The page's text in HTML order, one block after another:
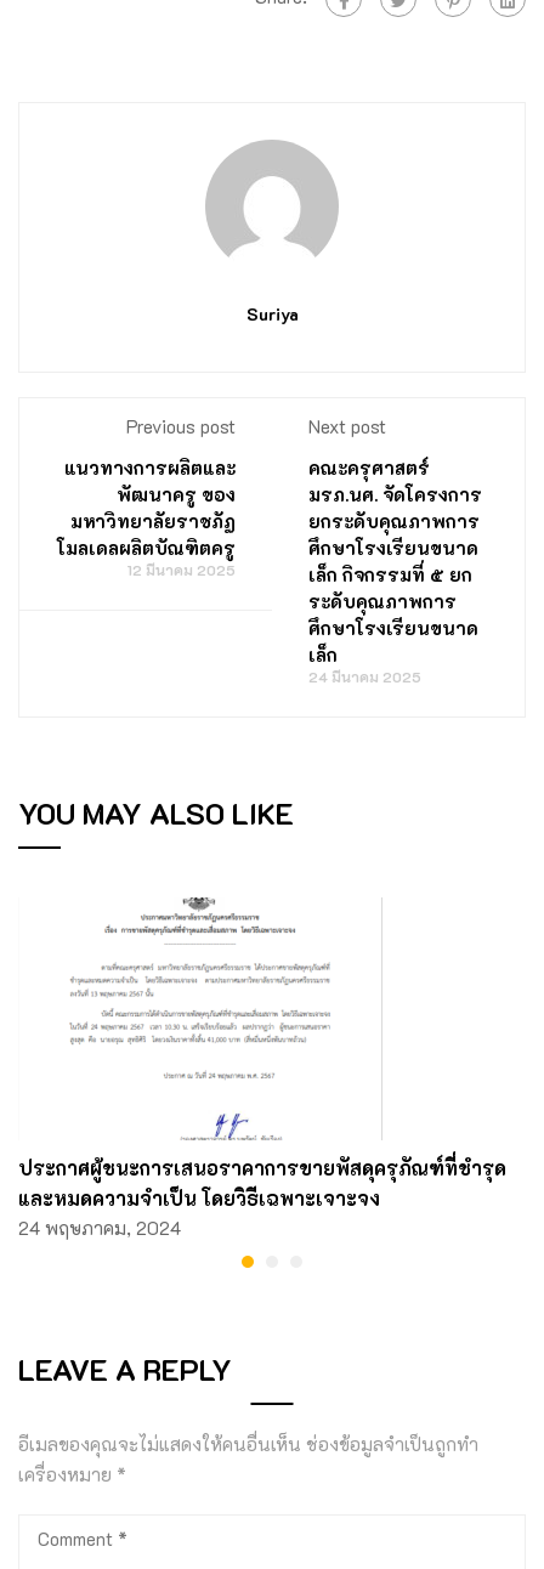
Suriya
Previous post
แนวทางการผลิตและ
พัฒนาครู ของ
มหาวิทยาลัยราชภัฏ
โมลเดลผลิตบัณฑิตครู
12 มีนาคม 2025
Next post
คณะครุศาสตร์
มรภ.นศ. จัดโครงการ
ยกระดับคุณภาพการ
ศึกษาโรงเรียนขนาด
เล็ก กิจกรรมที่ ๕ ยก
ระดับคุณภาพการ
ศึกษาโรงเรียนขนาด
เล็ก
24 มีนาคม 2025
YOU MAY ALSO LIKE
ประกาศผู้ชนะการเสนอราคาการขายพัสดุครุภัณฑ์ที่ชํารุด
และหมดความจําเป็น โดยวิธีเฉพาะเจาะจง
24 พฤษภาคม, 2024
LEAVE A REPLY
อีเมลของคุณจะไม่แสดงให้คนอื่นเห็น ช่องข้อมูลจำเป็นถูกทำ
เครื่องหมาย *